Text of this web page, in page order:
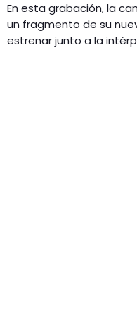
En esta grabación, la
un fragmento de su
estrenar junto a la